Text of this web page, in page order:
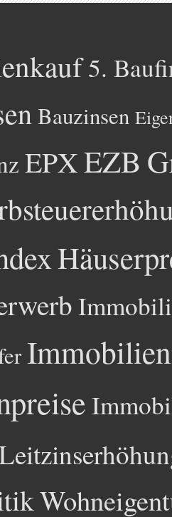
5.
Bauzinsen
EPXEZB